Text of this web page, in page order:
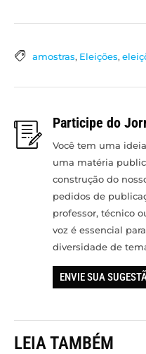
amostras, Eleições,
Participe do
Você tem uma
uma matéria
construção do
pedidos de
professor, técnico
voz é essencial
diversidade de
ENVIE SUA
LEIA TAMBÉM